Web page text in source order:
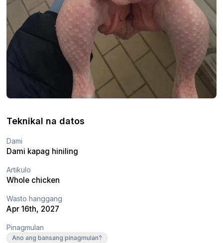
Teknikal na datos
Dami
Dami kapag hiniling
Artikulo
Whole chicken
Wasto hanggang
Apr 16th, 2027
Pinagmulan
Ano ang bansang pinagmulan?